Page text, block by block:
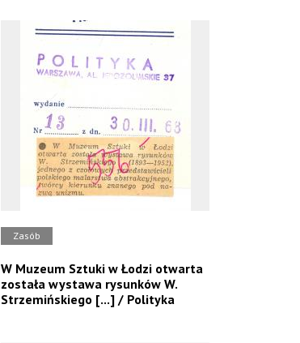
Zasób
W Muzeum Sztuki w Łodzi otwarta
została wystawa rysunków W.
Strzemińskiego [...] / Polityka